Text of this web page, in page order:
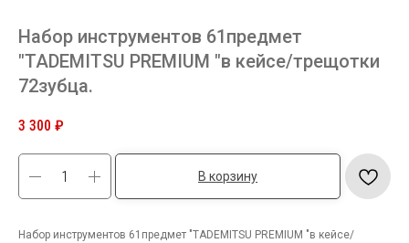
Набор инструментов 61предмет
"TADEMITSU PREMIUM "в кейсе/трещотки
72зубца.
3 300 ₽
В корзину
Набор инструментов 61предмет "TADEMITSU PREMIUM "в кейсе/